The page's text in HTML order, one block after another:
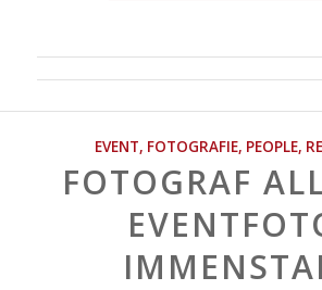
EVENT, FOTOGRAFIE, PEOPLE,
FOTOGRAF